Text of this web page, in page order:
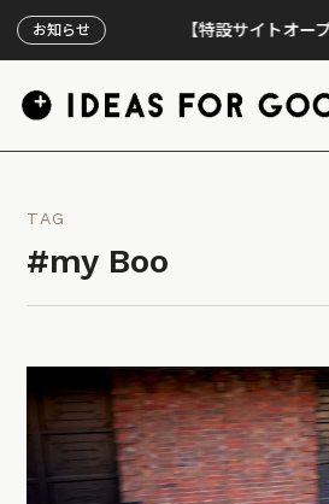
お知らせ 【特設サイトオープン
TAG
#my Boo